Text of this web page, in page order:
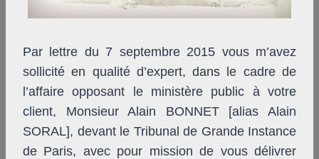
Par lettre du 7 septembre 2015 vous m’avez
sollicité en qualité d’expert, dans le cadre de
l’affaire opposant le ministère public à votre
client, Monsieur Alain BONNET [alias Alain
SORAL], devant le Tribunal de Grande Instance
de Paris, avec pour mission de vous délivrer